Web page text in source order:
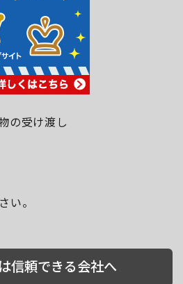
の受け渡し
い。
信頼できる会社へ